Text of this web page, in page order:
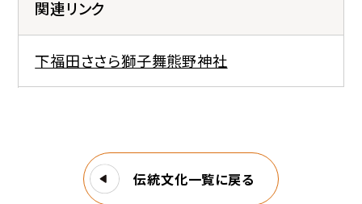
関連リンク
下福田ささら獅子舞熊野神社
伝統文化一覧に戻る